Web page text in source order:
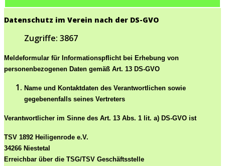
Datenschutz im Verein nach der DS-GVO
Zugriffe: 3867
Meldeformular für Informationspflicht bei Erhebung von
personenbezogenen Daten gemäß Art. 13 DS-GVO
Name und Kontaktdaten des Verantwortlichen sowie
gegebenenfalls seines Vertreters
Verantwortlicher im Sinne des Art. 13 Abs. 1 lit. a) DS-GVO ist
TSV 1892 Heiligenrode e.V.
34266 Niestetal
Erreichbar über die TSG/TSV Geschäftsstelle